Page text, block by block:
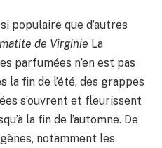
populaire que d’autres
de Virginie La
parfumées n’en est pas
la fin de l’été, des grappes
s’ouvrent et fleurissent
la fin de l’automne. De
notamment les